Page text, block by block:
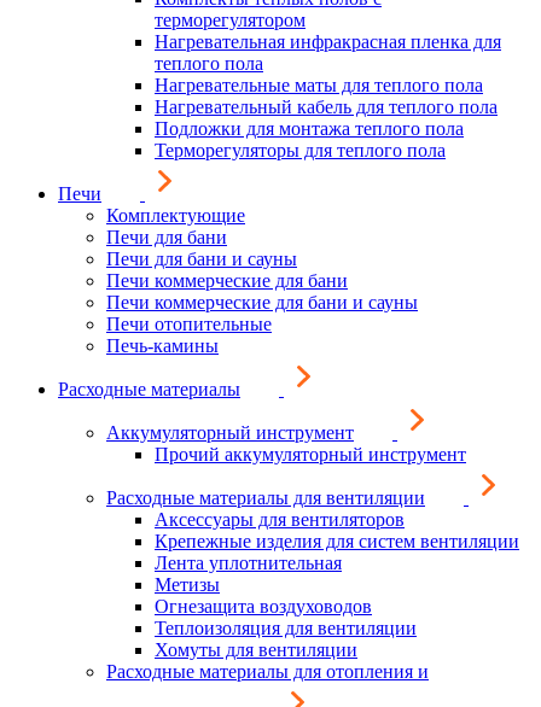
терморегулятором
Нагревательная инфракрасная пленка для
теплого пола
Нагревательные маты для теплого пола
Нагревательный кабель для теплого пола
Подложки для монтажа теплого пола
Терморегуляторы для теплого пола
Печи
Комплектующие
Печи для бани
Печи для бани и сауны
Печи коммерческие для бани
Печи коммерческие для бани и сауны
Печи отопительные
Печь-камины
Расходные материалы
Аккумуляторный инструмент
Прочий аккумуляторный инструмент
Расходные материалы для вентиляции
Аксессуары для вентиляторов
Крепежные изделия для систем вентиляции
Лента уплотнительная
Метизы
Огнезащита воздуховодов
Теплоизоляция для вентиляции
Хомуты для вентиляции
Расходные материалы для отопления и